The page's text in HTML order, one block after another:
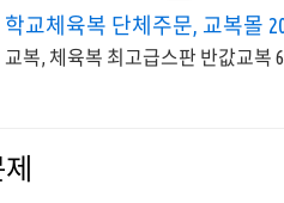
학교체육복 단체주문, 교복몰
교복, 체육복 최고급스판 반값교복